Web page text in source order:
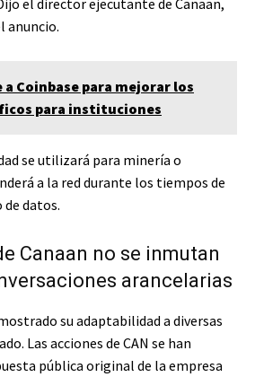
anuncio.
Coinbase para mejorar los
para instituciones
se utilizará para minería o
a la red durante los tiempos de
datos.
Canaan no se inmutan
arancelarias
su adaptabilidad a diversas
Las acciones de CAN se han
pública original de la empresa